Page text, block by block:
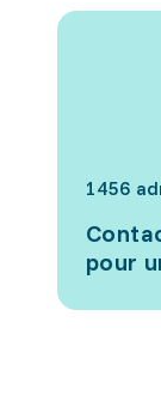
1456
pour